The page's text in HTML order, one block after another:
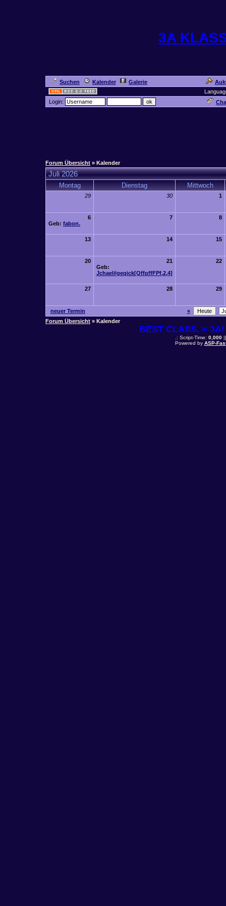
3A
Suchen Kalender Galerie
Login:
Forum Übersicht » Kalender
Juli 2026
Montag Dienstag Mittwoch
29 30 1
6
Geb: fabon.
7 8
13 14 15
20
21
Geb:
Jchael#geqick[QffpffFPf,2,4]
22
27 28 29
neuer Termin
«
Forum Übersicht » Kalender
BEST CLASS. =
.: Script-Time: 0,000||
Powered by ASP-